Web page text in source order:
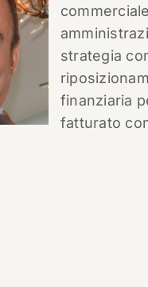
strategia
finanziaria
fatturato